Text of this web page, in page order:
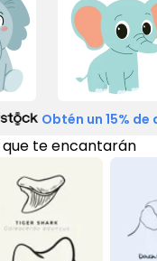
Obtén un 15%
que te encantarán